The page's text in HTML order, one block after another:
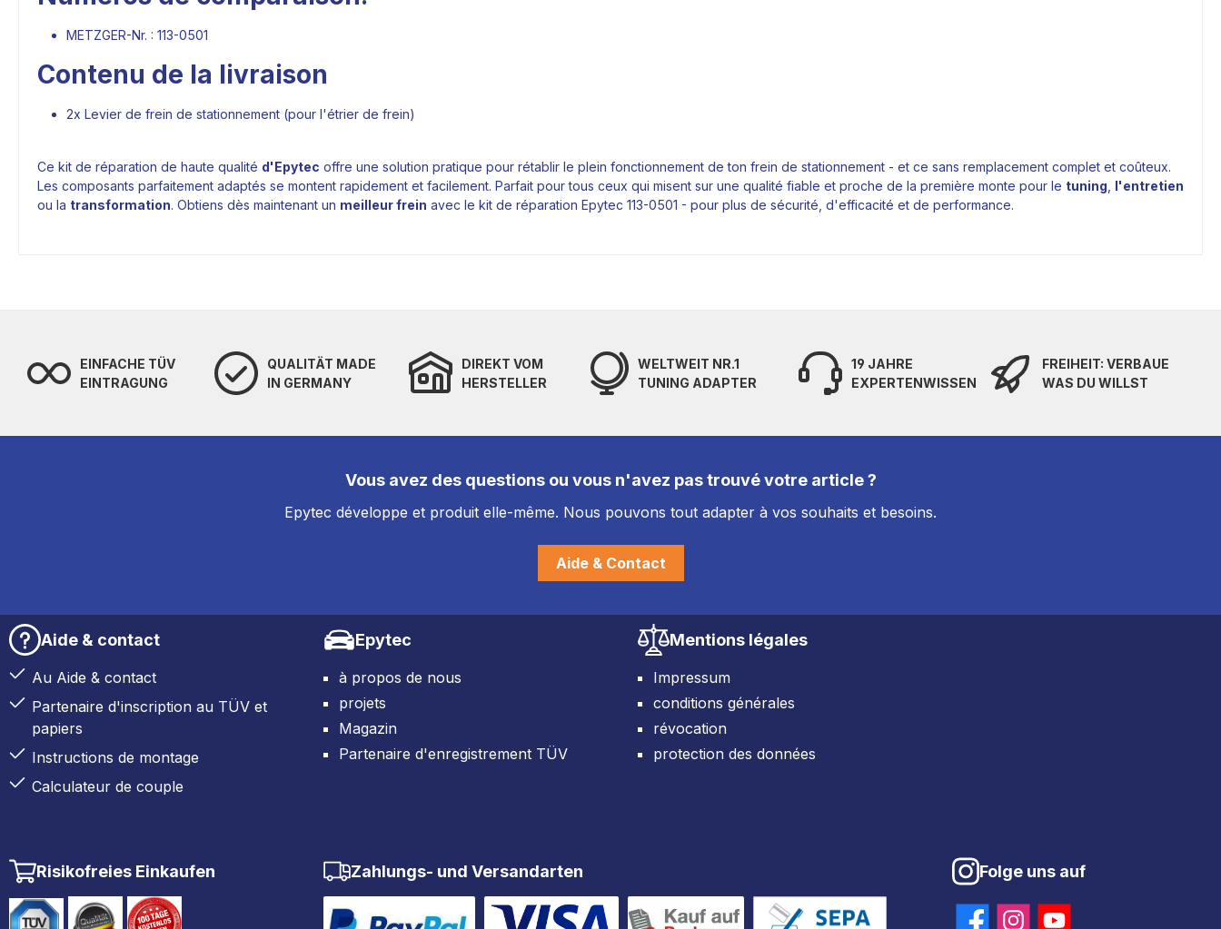
METZGER-Nr. : 113-0501
Contenu de la livraison
2x Levier de frein de stationnement (pour l'étrier de frein)
Ce kit de réparation de haute qualité d'Epytec offre une solution pratique pour rétablir le plein fonctionnement de ton frein de stationnement - et ce sans remplacement complet et coûteux.
Les composants parfaitement adaptés se montent rapidement et facilement. Parfait pour tous ceux qui misent sur une qualité fiable et proche de la première monte pour le tuning l'entretien
ou la transformation. Obtiens dès maintenant un meilleur frein avec le kit de réparation Epytec 113-0501 - pour plus de sécurité, d'efficacité et de performance.
EINFACHE TÜV
EINTRAGUNG
QUALITÄT MADE
IN GERMANY
DIREKT VOM
HERSTELLER
WELTWEIT NR.1
TUNING ADAPTER
19 JAHRE
EXPERTENWISSEN
FREIHEIT: VERBAUE
WAS DU WILLST
Vous avez des questions ou vous n'avez pas trouvé votre article ?
Epytec développe et produit elle-même. Nous pouvons tout adapter à vos souhaits et besoins.
Aide & Contact
Aide & contact
Au Aide & contact
Partenaire d'inscription au TÜV et
papiers
Instructions de montage
Calculateur de couple
Epytec
à propos de nous
projets
Magazin
Partenaire d'enregistrement TÜV
Mentions légales
Impressum
conditions générales
révocation
protection des données
Risikofreies Einkaufen Zahlungs- und Versandarten Folge uns auf